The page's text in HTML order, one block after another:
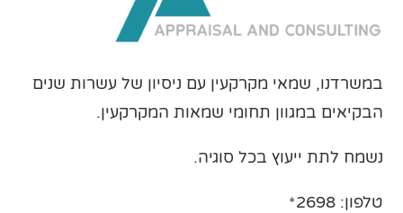
במשרדנו, שמאי מקרקעין עם ניסיון של עשרות שנים
הבקיאים במגוון תחומי שמאות המקרקעין.
נשמח לתת ייעוץ בכל סוגיה.
טלפון: 2698*